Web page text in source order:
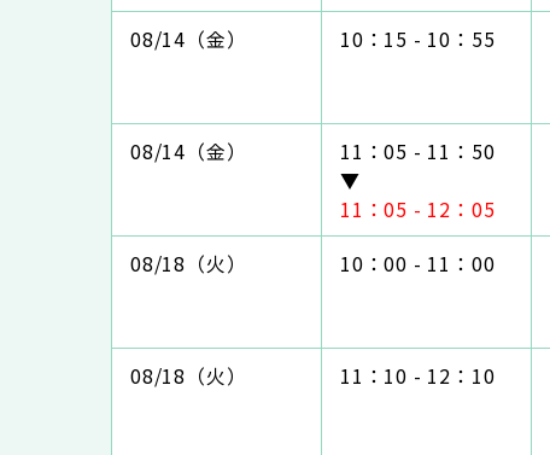
08/14（金）
10：15 - 10：55
08/14（金）
11：05 - 11：50
▼
11：05 - 12：05
08/18（火）
10：00 - 11：00
08/18（火）
11：10 - 12：10